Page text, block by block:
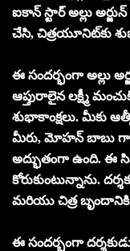
ఐకాన్ స్టార్ అల్లు
చేసి, చిత్రయూనిట్‌కు
ఈ సందర్భంగా అల్లు
ఆప్తురాలైన లక్ష్మీ
శుభాకాంక్షలు. మీకు
మీరు, మోహన్ బాబు
అద్భుతంగా ఉంది.
కోరుకుంటున్నాను.
మరియు చిత్ర బృందానికి
ఈ సందర్భంగా